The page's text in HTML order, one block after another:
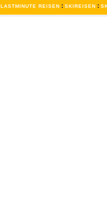
LASTMINUTE REISEN : SKIREISEN :